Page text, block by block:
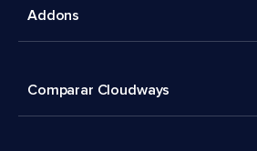
Addons
Comparar Cloudways